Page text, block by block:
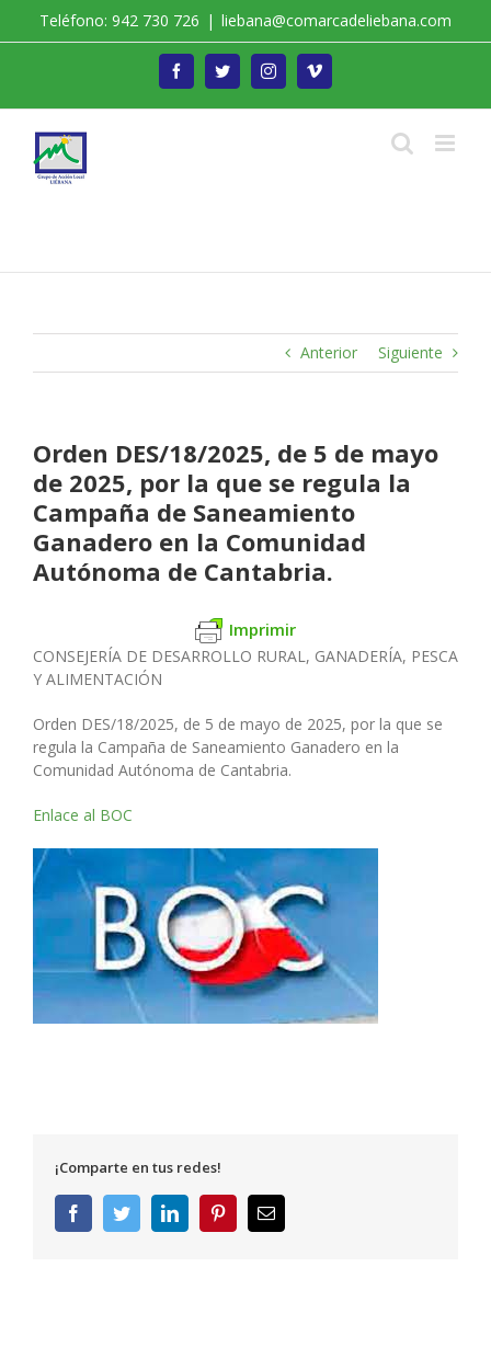
Teléfono: 942 730 726 | liebana@comarcadeliebana.com
FacebookTwitterInstagramVimeo
Anterior Siguiente
Orden DES/18/2025, de 5 de mayo
de 2025, por la que se regula la
Campaña de Saneamiento
Ganadero en la Comunidad
Autónoma de Cantabria.
Imprimir
CONSEJERÍA DE DESARROLLO RURAL, GANADERÍA, PESCA
Y ALIMENTACIÓN
Orden DES/18/2025, de 5 de mayo de 2025, por la que se
regula la Campaña de Saneamiento Ganadero en la
Comunidad Autónoma de Cantabria.
Enlace al BOC
¡Comparte en tus redes!
FacebookTwitterLinkedInPinterestCorreo
electrónico